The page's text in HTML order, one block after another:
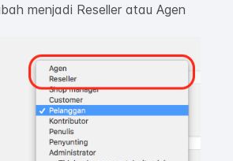
menjadi Reseller atau Agen